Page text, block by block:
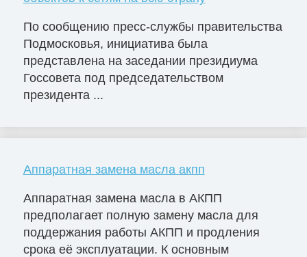
По сообщению пресс-службы правительства
Подмосковья, инициатива была
представлена на заседании президиума
Госсовета под председательством
президента ...
Аппаратная замена масла акпп
Аппаратная замена масла в АКПП
предполагает полную замену масла для
поддержания работы АКПП и продления
срока её эксплуатации. К основным